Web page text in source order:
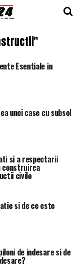
Esentiale in
unei case cu subsol
si a respectarii
construirea
civile
si de ce este
de indesare si de